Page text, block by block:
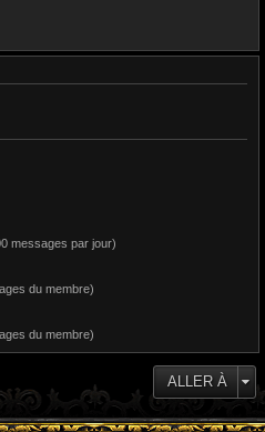
messages par jour)
du membre)
du membre)
ALLER À